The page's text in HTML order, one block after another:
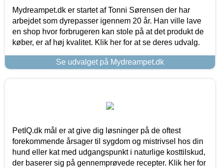
Mydreampet.dk er startet af Tonni Sørensen der har
arbejdet som dyrepasser igennem 20 år. Han ville lave
en shop hvor forbrugeren kan stole på at det produkt de
køber, er af høj kvalitet. Klik her for at se deres udvalg.
Se udvalget på Mydreampet.dk
PetIQ.dk mål er at give dig løsninger på de oftest
forekommende årsager til sygdom og mistrivsel hos din
hund eller kat med udgangspunkt i naturlige kosttilskud,
der baserer sig på gennemprøvede recepter. Klik her for